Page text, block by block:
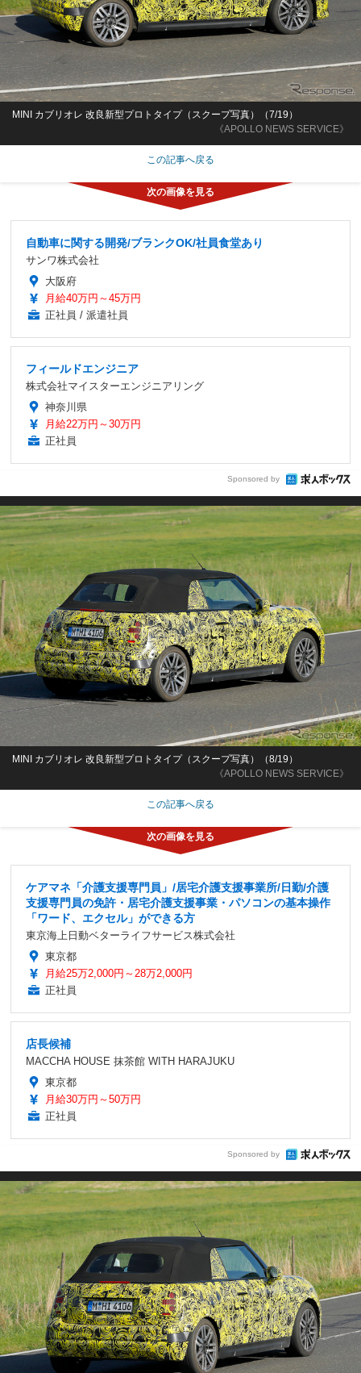
《APOLLO NEWS SERVICE》
MINI カブリオレ 改良新型プロトタイプ（スクープ写真）（7/19）
この記事へ戻る
自動車に関する開発/ブランクOK/社員食堂あり
サンワ株式会社
大阪府
月給40万円～45万円
正社員 / 派遣社員
フィールドエンジニア
株式会社マイスターエンジニアリング
神奈川県
月給22万円～30万円
正社員
Sponsored by
《APOLLO NEWS SERVICE》
MINI カブリオレ 改良新型プロトタイプ（スクープ写真）（8/19）
この記事へ戻る
ケアマネ「介護支援専門員」/居宅介護支援事業所/日勤/介護
支援専門員の免許・居宅介護支援事業・パソコンの基本操作
「ワード、エクセル」ができる方
東京海上日動ベターライフサービス株式会社
東京都
月給25万2,000円～28万2,000円
正社員
店長候補
MACCHA HOUSE 抹茶館 WITH HARAJUKU
東京都
月給30万円～50万円
正社員
Sponsored by